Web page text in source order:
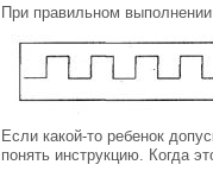
При правильном
Если какой-то ребенок
понять инструкцию. Когда